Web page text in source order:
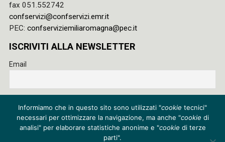
fax 051.552742
confservizi@confservizi.emr.it
PEC: confserviziemiliaromagna@pec.it
ISCRIVITI ALLA NEWSLETTER
Email
al trattamento dei miei dati
Privacy policy
Informiamo che in questo sito sono utilizzati "cookie tecnici"
necessari per ottimizzare la navigazione, ma anche "cookie di
analisi" per elaborare statistiche anonime e "cookie di terze
parti".